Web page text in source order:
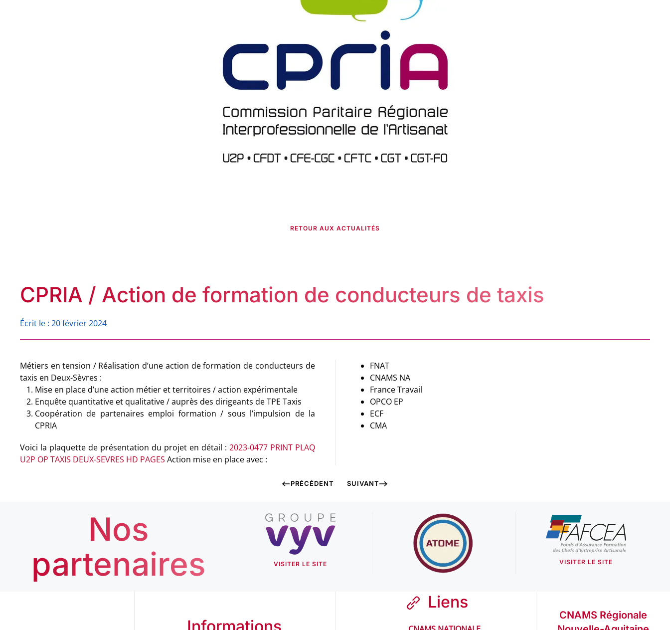
RETOUR AUX ACTUALITÉS
CPRIA / Action de formation de conducteurs de taxis
Écrit le : 20 février 2024
Métiers en tension / Réalisation d’une action de formation de conducteurs de
taxis en Deux-Sèvres :
Mise en place d’une action métier et territoires / action expérimentale
Enquête quantitative et qualitative / auprès des dirigeants de TPE Taxis
Coopération de partenaires emploi formation / sous l’impulsion de la
CPRIA
Voici la plaquette de présentation du projet en détail : 2023-0477 PRINT PLAQ
U2P OP TAXIS DEUX-SEVRES HD PAGES Action mise en place avec :
FNAT
CNAMS NA
France Travail
OPCO EP
ECF
CMA
PRÉCÉDENT SUIVANT
Nos
partenaires
VISITER LE SITE VISITER LE SITE
Liens
CNAMS Régionale